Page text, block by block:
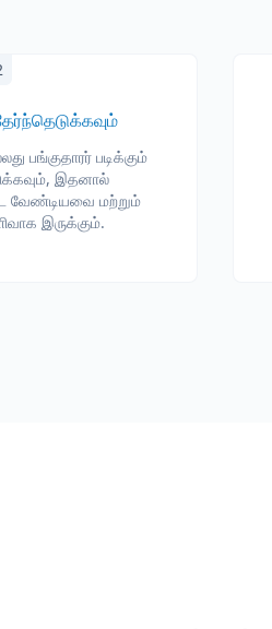
பங்குதாரர் படிக்கும்
இதனால்
வேண்டியவை மற்றும்
இருக்கும்.